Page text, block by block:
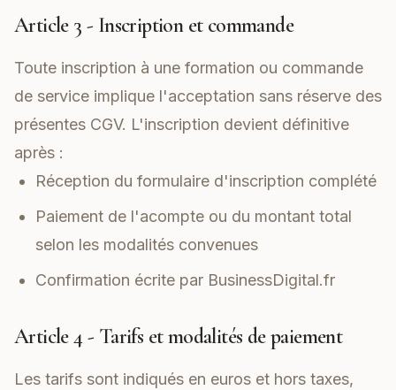
Article 3 - Inscription et commande
Toute inscription à une formation ou commande
de service implique l'acceptation sans réserve des
présentes CGV. L'inscription devient définitive
après :
Réception du formulaire d'inscription complété
Paiement de l'acompte ou du montant total
selon les modalités convenues
Confirmation écrite par BusinessDigital.fr
Article 4 - Tarifs et modalités de paiement
Les tarifs sont indiqués en euros et hors taxes,